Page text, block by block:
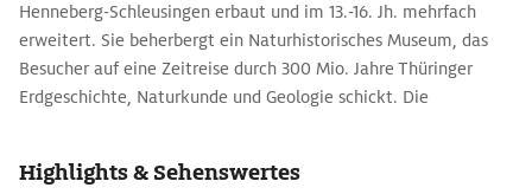
Henneberg-Schleusingen erbaut und im 13.-16. Jh. mehrfach
erweitert. Sie beherbergt ein Naturhistorisches Museum, das
Besucher auf eine Zeitreise durch 300 Mio. Jahre Thüringer
Erdgeschichte, Naturkunde und Geologie schickt. Die
Highlights & Sehenswertes